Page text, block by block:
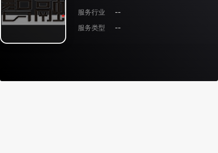
服务行业
--
服务类型
--